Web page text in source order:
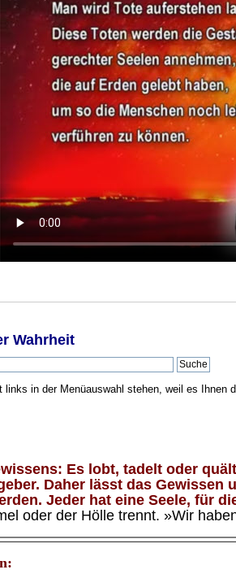
Wahrheit
in der Menüauswahl stehen, weil es Ihnen
Es lobt, tadelt oder
Daher lässt das
Jeder hat eine Seele, für
oder der Hölle trennt. »Wir